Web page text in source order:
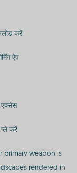
करें
ऐप
एक्सेस
करें
primary weapon is
rendered in